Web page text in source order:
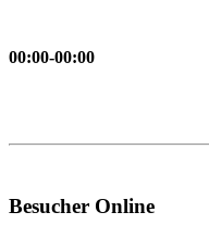
00:00-00:00
Besucher Online